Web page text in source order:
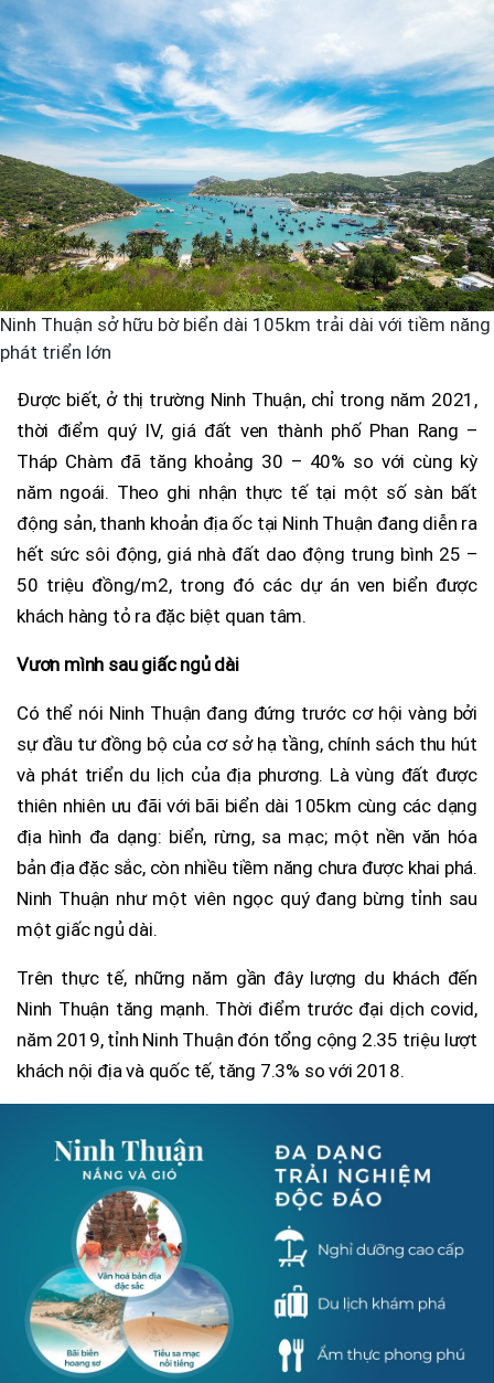
Ninh Thuận sở hữu bờ biển dài 105km trải dài với tiềm năng
phát triển lớn
Được biết, ở thị trường Ninh Thuận, chỉ trong năm 2021,
thời điểm quý IV, giá đất ven thành phố Phan Rang –
Tháp Chàm đã tăng khoảng 30 – 40% so với cùng kỳ
năm ngoái. Theo ghi nhận thực tế tại một số sàn bất
động sản, thanh khoản địa ốc tại Ninh Thuận đang diễn ra
hết sức sôi động, giá nhà đất dao động trung bình 25 –
50 triệu đồng/m2, trong đó các dự án ven biển được
khách hàng tỏ ra đặc biệt quan tâm.
Vươn mình sau giấc ngủ dài
Có thể nói Ninh Thuận đang đứng trước cơ hội vàng bởi
sự đầu tư đồng bộ của cơ sở hạ tầng, chính sách thu hút
và phát triển du lịch của địa phương. Là vùng đất được
thiên nhiên ưu đãi với bãi biển dài 105km cùng các dạng
địa hình đa dạng: biển, rừng, sa mạc; một nền văn hóa
bản địa đặc sắc, còn nhiều tiềm năng chưa được khai phá.
Ninh Thuận như một viên ngọc quý đang bừng tỉnh sau
một giấc ngủ dài.
Trên thực tế, những năm gần đây lượng du khách đến
Ninh Thuận tăng mạnh. Thời điểm trước đại dịch covid,
năm 2019, tỉnh Ninh Thuận đón tổng cộng 2.35 triệu lượt
khách nội địa và quốc tế, tăng 7.3% so với 2018.